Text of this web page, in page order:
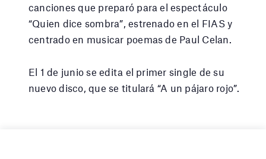
canciones que preparó para el espectáculo
“Quien dice sombra”, estrenado en el FIAS y
centrado en musicar poemas de Paul Celan.
El 1 de junio se edita el primer single de su
nuevo disco, que se titulará “A un pájaro rojo”.